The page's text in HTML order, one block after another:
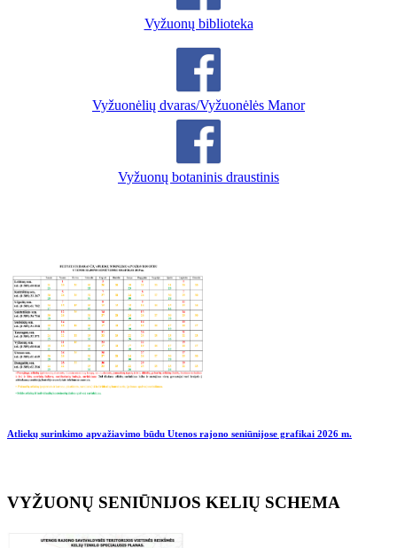
Vyžuonų biblioteka
Vyžuonėlių dvaras/Vyžuonėlės Manor
Vyžuonų botaninis draustinis
Atliekų surinkimo apvažiavimo būdu Utenos rajono seniūnijose grafikai 2026 m.
VYŽUONŲ SENIŪNIJOS KELIŲ SCHEMA